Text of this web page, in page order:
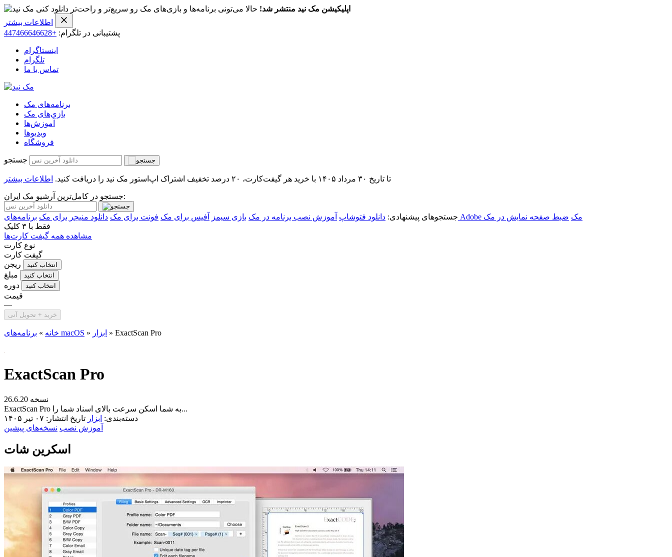
اپلیکیشن مک نید منتشر شد! حالا می‌تونی برنامه‌ها و بازی‌های مک رو سریع‌تر و راحت‌تر دانلود کنی
اطلاعات بیشتر
پشتیبانی در تلگرام: +447466646628
اینستاگرام
تلگرام
تماس با ما
برنامه‌های مک
بازی‌های مک
آموزش‌ها
ویدیو‌ها
فروشگاه
جستجو
تا تاریخ ۳۰ مرداد ۱۴۰۵ با خرید هر گیفت‌کارت، ۲۰ درصد تخفیف اشتراک اپ‌استور مک نید را دریافت کنید. اطلاعات بیشتر
جستجو در کامل‌ترین آرشیو مک ایران:
جستجوهای پیشنهادی: دانلود فتوشاپ آموزش نصب برنامه در مک بازی سیمز آفیس برای مک فونت برای مک دانلود منیجر برای مک برنامه‌های Adobe مک ضبط صفحه نمایش در مک
فقط با ۳ کلیک
مشاهده همه گیفت کارت‌ها
نوع کارت
گیفت کارت
ریجن
انتخاب کنید
مبلغ انتخاب کنید
دوره انتخاب کنید
قیمت
—
خرید + تحویل آنی
خانه » برنامه‌های macOS » ابزار » ExactScan Pro
ExactScan Pro
نسخه 26.6.20
ExactScan Pro به شما اسکن سرعت بالای اسناد شما را...
دسته‌بندی: ابزار تاریخ انتشار: ۰۷ تیر ۱۴۰۵
آموزش نصب نسخه‌های پیشین
اسکرین شات